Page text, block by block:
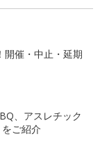
開催・中止・延期
、アスレチック
ご紹介